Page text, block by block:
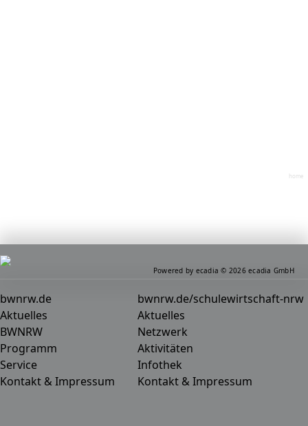
home
bwnrw.de
Aktuelles
BWNRW
Programm
Service
Kontakt & Impressum
bwnrw.de/schulewirtschaft-nrw
Aktuelles
Netzwerk
Aktivitäten
Infothek
Kontakt & Impressum
Powered by ecadia © 2026 ecadia GmbH